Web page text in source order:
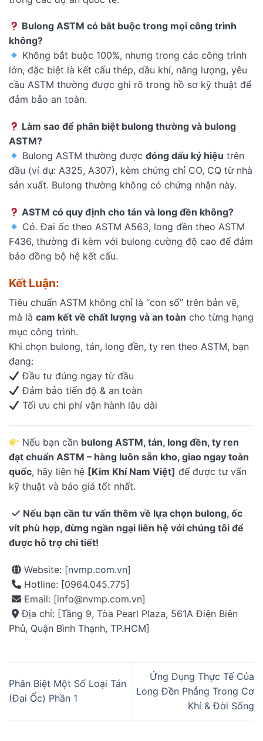
Bulong ASTM có bắt buộc trong mọi công trình
không?
Không bắt buộc 100%, nhưng trong các công trình
lớn, đặc biệt là kết cấu thép, dầu khí, năng lượng, yêu
cầu ASTM thường được ghi rõ trong hồ sơ kỹ thuật để
đảm bảo an toàn.
Làm sao để phân biệt bulong thường và bulong
ASTM?
Bulong ASTM thường đượcđóng dấu ký hiệu trên
đầu (ví dụ: A325, A307), kèm chứng chỉ CO, CQ từ nhà
sản xuất. Bulong thường không có chứng nhận này.
ASTM có quy định cho tán và long đền không?
Có. Đai ốc theo ASTM A563, long đền theo ASTM
F436, thường đi kèm với bulong cường độ cao để đảm
bảo đồng bộ hệ kết cấu.
Kết Luận:
Tiêu chuẩn ASTM không chỉ là “con số” trên bản vẽ,
mà là cam kết về chất lượng và an toàn cho từng hạng
mục công trình.
Khi chọn bulong, tán, long đền, ty ren theo ASTM, bạn
đang:
Đầu tư đúng ngay từ đầu
Đảm bảo tiến độ & an toàn
Tối ưu chi phí vận hành lâu dài
Nếu bạn cần bulong ASTM, tán, long đền, ty ren
đạt chuẩn ASTM – hàng luôn sẵn kho, giao ngay toàn
quốc, hãy liên hệ [Kim Khí Nam Việt] để được tư vấn
kỹ thuật và báo giá tốt nhất.
Nếu bạn cần tư vấn thêm về lựa chọn bulong, ốc
vít phù hợp, đừng ngần ngại liên hệ với chúng tôi để
được hỗ trợ chi tiết!
Website: [nvmp.com.vn]
Hotline: [0964.045.775]
Email: [info@nvmp.com.vn]
Địa chỉ: [Tầng 9, Tòa Pearl Plaza, 561A Điện Biên
Phủ, Quận Bình Thạnh, TP.HCM]
Phân Biệt Một Số Loại Tán
(Đai Ốc) Phần 1
Ứng Dụng Thực Tế Của
Long Đền Phẳng Trong Cơ
Khí & Đời Sống